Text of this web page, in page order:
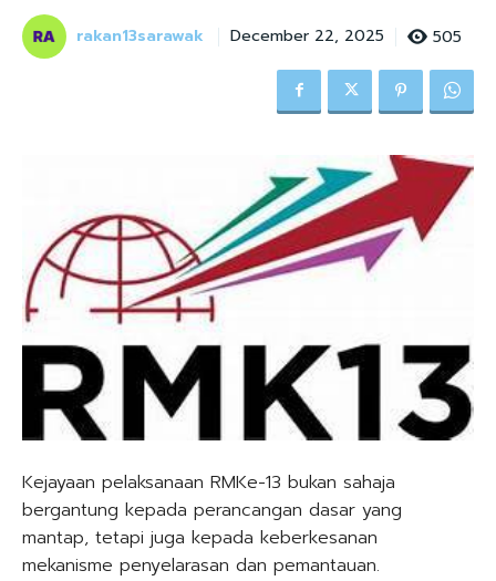
rakan13sarawak December 22, 2025 505
Kejayaan pelaksanaan RMKe-13 bukan sahaja
bergantung kepada perancangan dasar yang
mantap, tetapi juga kepada keberkesanan
mekanisme penyelarasan dan pemantauan.